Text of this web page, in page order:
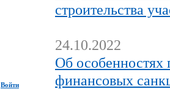
Войти
строительства
24.10.2022
Об
финансовых